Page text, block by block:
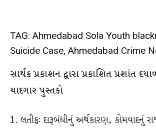
TAG: Ahmedabad Sola Youth
Suicide Case, Ahmedabad Crime
સાર્થક પ્રકાશન દ્વારા પ્રકાશિત પ્રશાંત
યાદગાર પુસ્તકો
લતીફઃ દારૂબંધીનું અર્થકારણ, કોમવાદનું